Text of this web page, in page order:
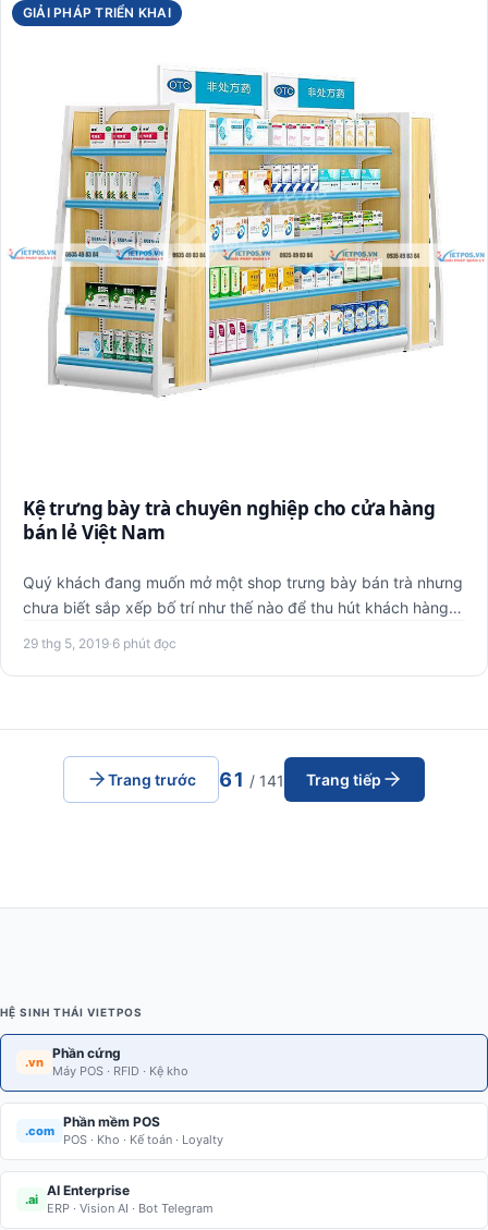
GIẢI PHÁP TRIỂN KHAI
Kệ trưng bày trà chuyên nghiệp cho cửa hàng
bán lẻ Việt Nam
Quý khách đang muốn mở một shop trưng bày bán trà nhưng
chưa biết sắp xếp bố trí như thế nào để thu hút khách hàng?
29 thg 5, 2019·6 phút đọc
Trang trước 61 / 141 Trang tiếp
HỆ SINH THÁI VIETPOS
.vn
Phần cứng
Máy POS · RFID · Kệ kho
.com
Phần mềm POS
POS · Kho · Kế toán · Loyalty
.ai
AI Enterprise
ERP · Vision AI · Bot Telegram